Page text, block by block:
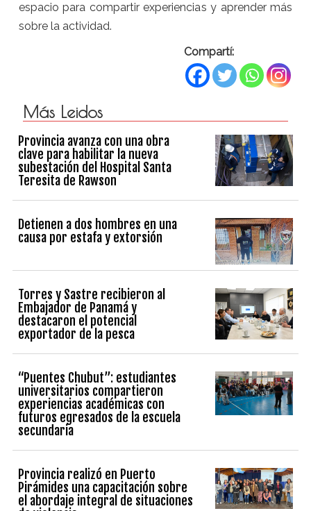
espacio para compartir experiencias y aprender más
sobre la actividad.
Compartí:
Más Leidos
Provincia avanza con una obra
clave para habilitar la nueva
subestación del Hospital Santa
Teresita de Rawson
Detienen a dos hombres en una
causa por estafa y extorsión
Torres y Sastre recibieron al
Embajador de Panamá y
destacaron el potencial
exportador de la pesca
“Puentes Chubut”: estudiantes
universitarios compartieron
experiencias académicas con
futuros egresados de la escuela
secundaria
Provincia realizó en Puerto
Pirámides una capacitación sobre
el abordaje integral de situaciones